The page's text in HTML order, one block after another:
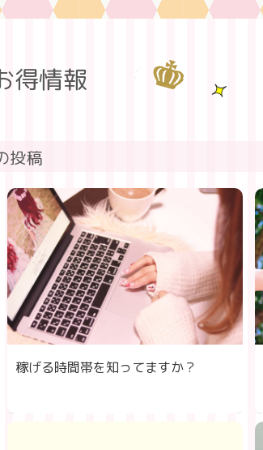
得情報
投稿
稼げる時間帯を知ってますか？